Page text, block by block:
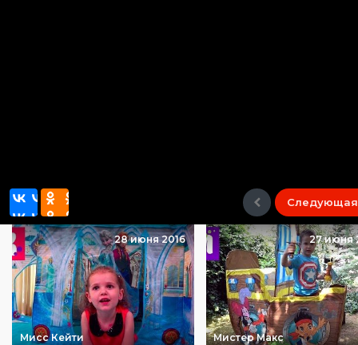
Следующая
28 июня 2016
Мисс Кейти
27 июня
Мистер Макс